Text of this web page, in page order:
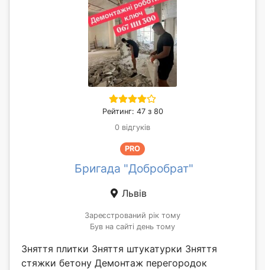
Рейтинг: 47 з 80
0 відгуків
PRO
Бригада "Добробрат"
Львів
Зареєстрований рік тому
Був на сайті день тому
Зняття плитки Зняття штукатурки Зняття
стяжки бетону Демонтаж перегородок